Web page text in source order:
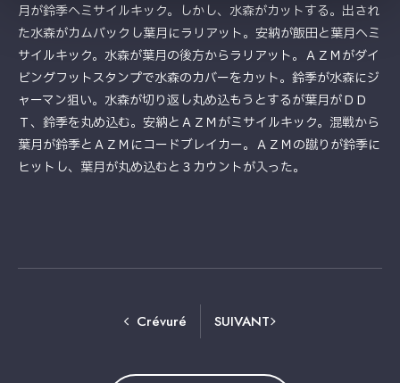
月が鈴季へミサイルキック。しかし、水森がカットする。出され
た水森がカムバックし葉月にラリアット。安納が飯田と葉月へミ
サイルキック。水森が葉月の後方からラリアット。ＡＺＭがダイ
ビングフットスタンプで水森のカバーをカット。鈴季が水森にジ
ャーマン狙い。水森が切り返し丸め込もうとするが葉月がＤＤ
Ｔ、鈴季を丸め込む。安納とＡＺＭがミサイルキック。混戦から
葉月が鈴季とＡＺＭにコードブレイカー。ＡＺＭの蹴りが鈴季に
ヒットし、葉月が丸め込むと３カウントが入った。
Crévuré SUIVANT